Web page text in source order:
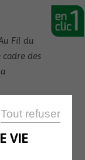
VIE
Tout refuser
Fil du
des